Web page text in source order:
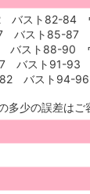
バスト82-84
バスト85-87
バスト88-90
バスト91-93
バスト94-
多少の誤差はご